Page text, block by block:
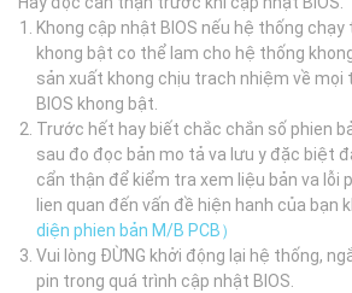
Khong cập nhật BIOS nếu hệ thống
khong bật co thể lam cho hệ thống
sản xuất khong chịu trach nhiệm về
BIOS khong bật.
Trước hết hay biết chắc chắn số phien
sau đo đọc bản mo tả va lưu y đặc biệt
cẩn thận để kiểm tra xem liệu bản va lỗi
lien quan đến vấn đề hiện hanh của bạn
diện phien bản M/B PCB）
Vui lòng ĐỪNG khởi động lại hệ thống,
pin trong quá trình cập nhật BIOS.